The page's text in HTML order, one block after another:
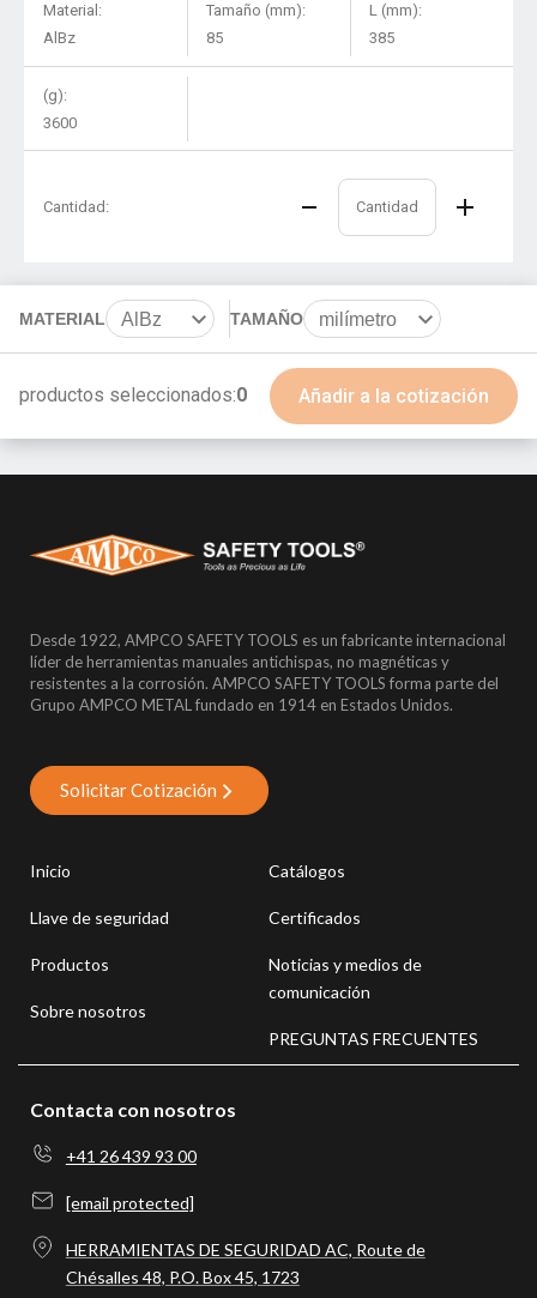
Material:
AlBz
Tamaño (mm):
85
L (mm):
385
(g):
3600
Cantidad:
MATERIAL
AlBz
BeCu
TAMAÑO
milímetro
in
productos seleccionados:0 Añadir a la cotización
Desde 1922, AMPCO SAFETY TOOLS es un fabricante internacional
líder de herramientas manuales antichispas, no magnéticas y
resistentes a la corrosión. AMPCO SAFETY TOOLS forma parte del
Grupo AMPCO METAL fundado en 1914 en Estados Unidos.
Solicitar Cotización
Inicio
Llave de seguridad
Productos
Sobre nosotros
Catálogos
Certificados
Noticias y medios de
comunicación
PREGUNTAS FRECUENTES
Contacta con nosotros
+41 26 439 93 00
[email protected]
HERRAMIENTAS DE SEGURIDAD AC, Route de
Chésalles 48, P.O. Box 45, 1723